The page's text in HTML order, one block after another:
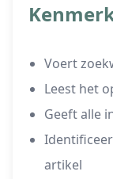
Voert
Leest het
Geeft alle
artikel